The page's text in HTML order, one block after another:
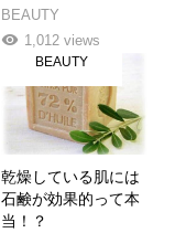
BEAUTY
1,012 views
乾燥している肌には
石鹸が効果的って本
当！？
BEAUTY